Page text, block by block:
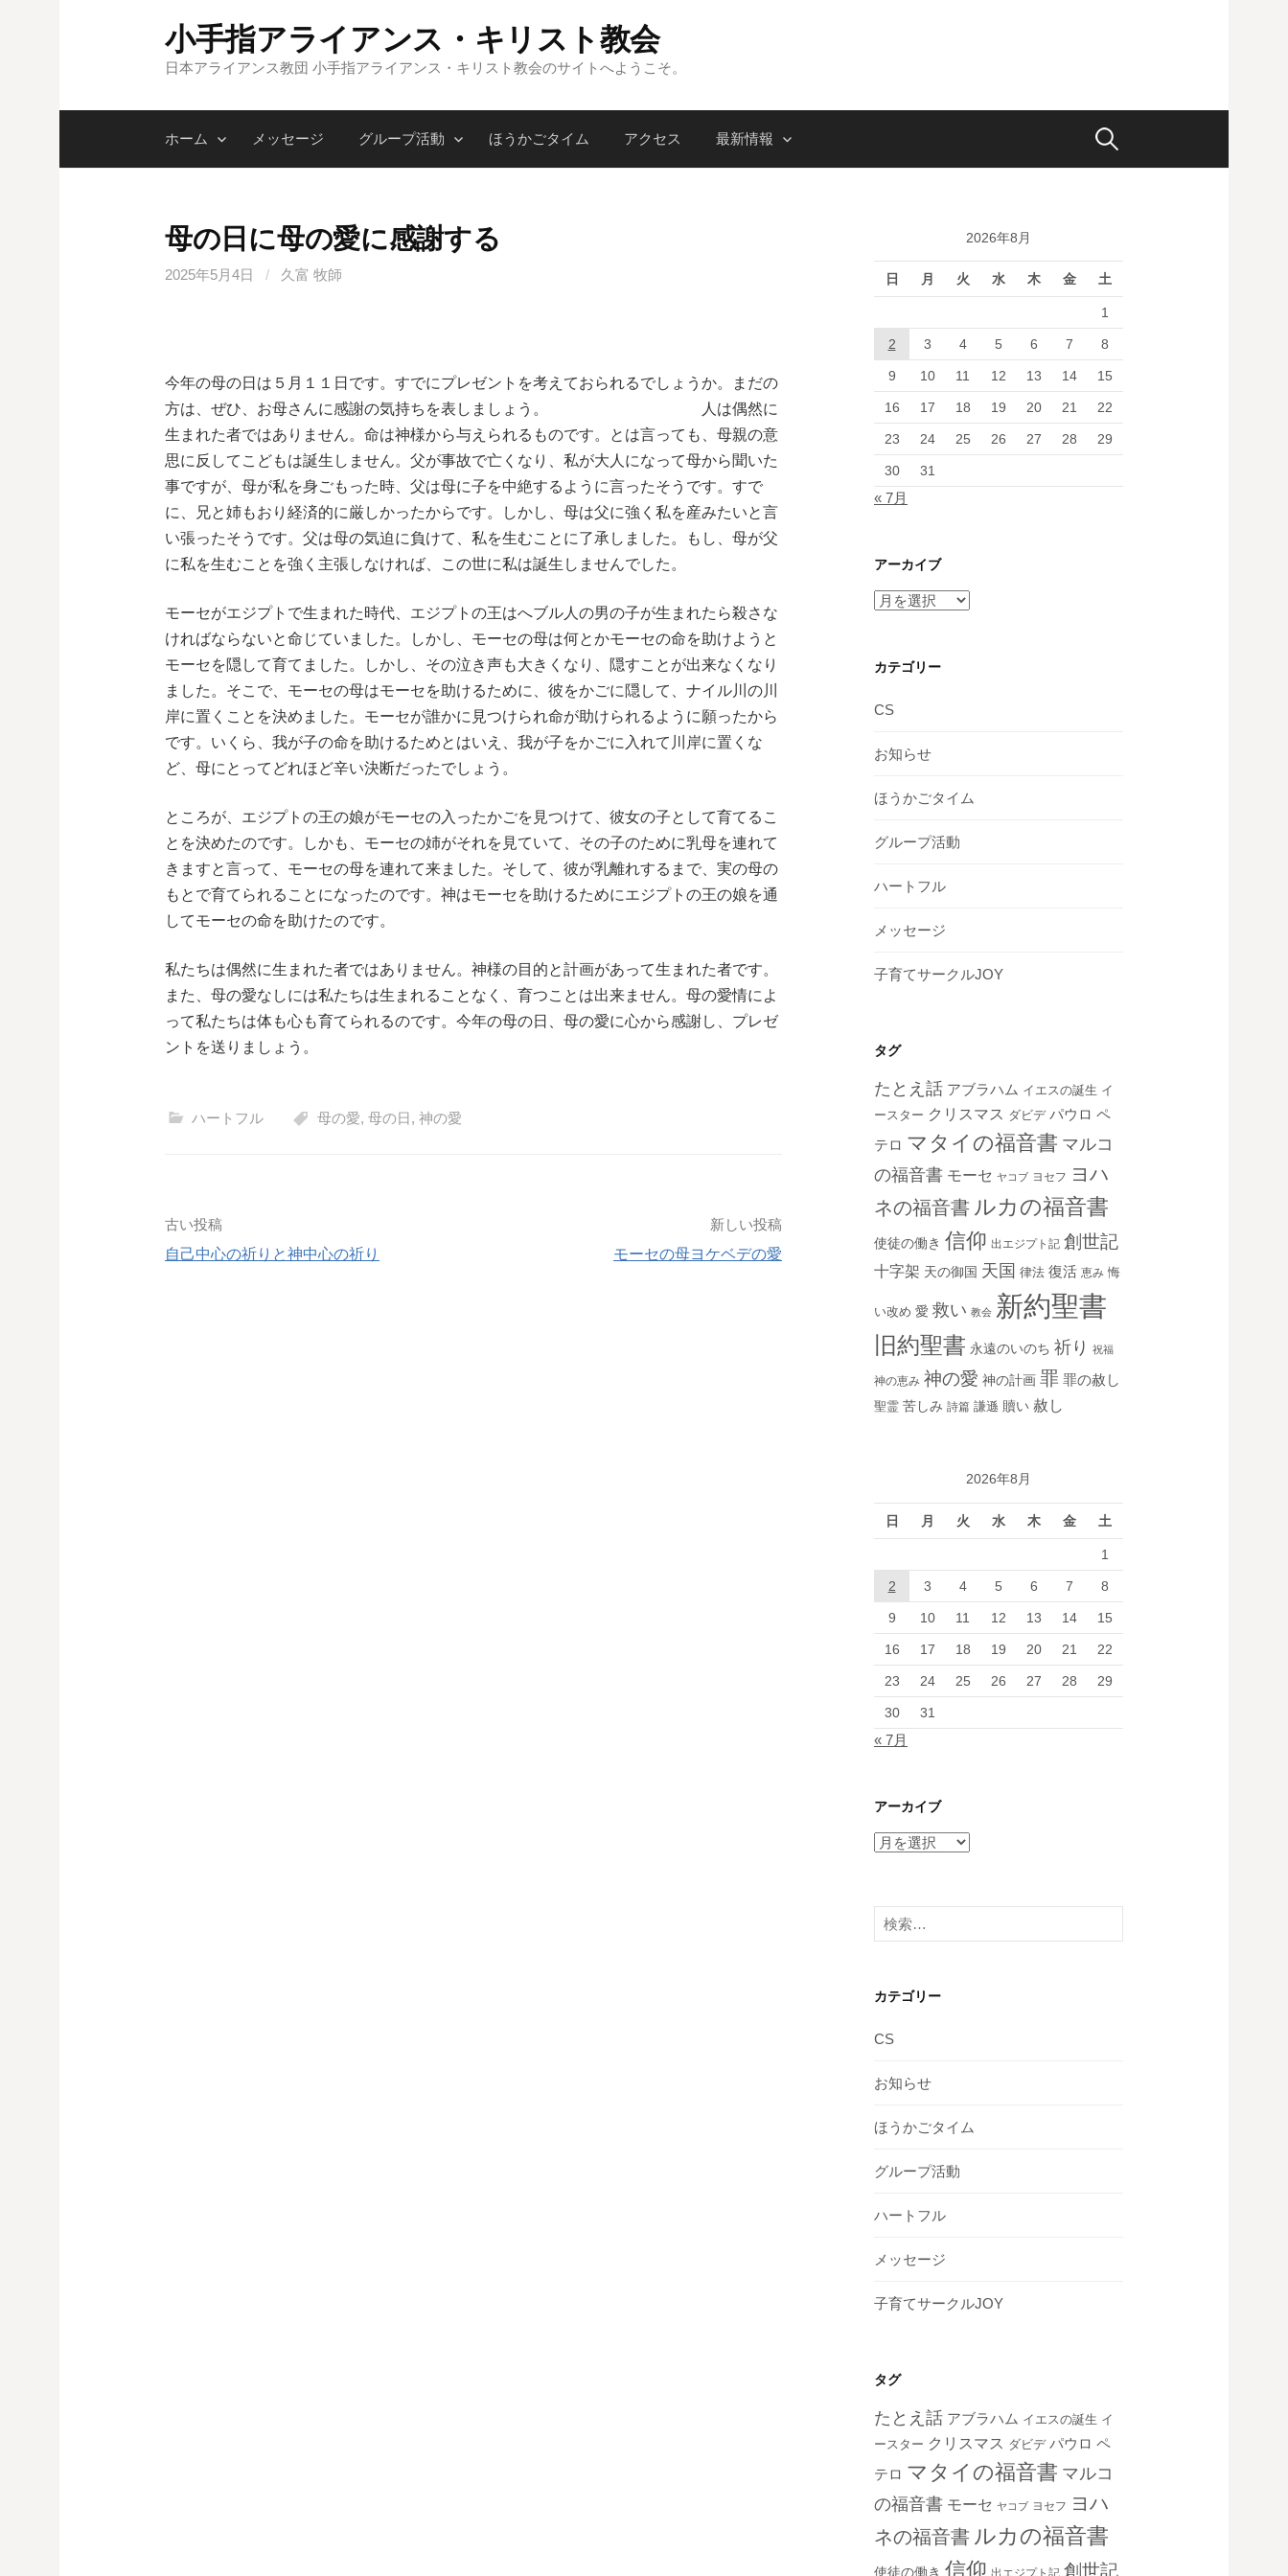
ツ
ス
小手指アライアンス・キリスト教会
日本アライアンス教団 小手指アライアンス・キリスト教会のサイトへようこそ。
ホーム メッセージ グループ活動 ほうかごタイム アクセス 最新情報 検
母の日に母の愛に感謝する
2025年5月4日 / 久富 牧師
今年の母の日は５月１１日です。すでにプレゼントを考えておられるでしょうか。まだの
方は、ぜひ、お母さんに感謝の気持ちを表しましょう。 人は偶然に
生まれた者ではありません。命は神様から与えられるものです。とは言っても、母親の意
思に反してこどもは誕生しません。父が事故で亡くなり、私が大人になって母から聞いた
事ですが、母が私を身ごもった時、父は母に子を中絶するように言ったそうです。すで
に、兄と姉もおり経済的に厳しかったからです。しかし、母は父に強く私を産みたいと言
い張ったそうです。父は母の気迫に負けて、私を生むことに了承しました。もし、母が父
に私を生むことを強く主張しなければ、この世に私は誕生しませんでした。
モーセがエジプトで生まれた時代、エジプトの王はへブル人の男の子が生まれたら殺さな
ければならないと命じていました。しかし、モーセの母は何とかモーセの命を助けようと
モーセを隠して育てました。しかし、その泣き声も大きくなり、隠すことが出来なくなり
ました。そこで、モーセの母はモーセを助けるために、彼をかごに隠して、ナイル川の川
岸に置くことを決めました。モーセが誰かに見つけられ命が助けられるように願ったから
です。いくら、我が子の命を助けるためとはいえ、我が子をかごに入れて川岸に置くな
ど、母にとってどれほど辛い決断だったでしょう。
ところが、エジプトの王の娘がモーセの入ったかごを見つけて、彼女の子として育てるこ
とを決めたのです。しかも、モーセの姉がそれを見ていて、その子のために乳母を連れて
きますと言って、モーセの母を連れて来ました。そして、彼が乳離れするまで、実の母の
もとで育てられることになったのです。神はモーセを助けるためにエジプトの王の娘を通
してモーセの命を助けたのです。
私たちは偶然に生まれた者ではありません。神様の目的と計画があって生まれた者です。
また、母の愛なしには私たちは生まれることなく、育つことは出来ません。母の愛情によ
って私たちは体も心も育てられるのです。今年の母の日、母の愛に心から感謝し、プレゼ
ントを送りましょう。
ハートフル 母の愛, 母の日 , 神の愛
投
稿
古い投稿
自己中心の祈りと神中心の祈り
新しい投稿
モーセの母ヨケベデの愛
2026年8月
日 月 火 水 木 金 土
1
2 3 4 5 6 7 8
9 10 11 12 13 14 15
16 17 18 19 20 21 22
23 24 25 26 27 28 29
30 31
« 7月
アーカイブ
ア
イ
カテゴリー
CS
お知らせ
ほうかごタイム
グループ活動
ハートフル
メッセージ
子育てサークルJOY
タグ
たとえ話 アブラハム イエスの誕生 イ
ースター クリスマス ダビデ パウロ ペ
テロ マタイの福音書 マルコ
の福音書 モーセ ヤコブ ヨセフ ヨハ
ネの福音書 ルカの福音書
使徒の働き 信仰 出エジプト記 創世記
十字架 天の御国 天国 律法 復活 恵み 悔
い改め 愛 救い 教会 新約聖書
旧約聖書 永遠のいのち 祈り 祝福
神の恵み 神の愛 神の計画 罪 罪の赦し
聖霊 苦しみ 詩篇 謙遜 贖い 赦し
2026年8月
日 月 火 水 木 金 土
1
2 3 4 5 6 7 8
9 10 11 12 13 14 15
16 17 18 19 20 21 22
23 24 25 26 27 28 29
30 31
« 7月
アーカイブ
ア
イ
ブ
検
索:
カテゴリー
CS
お知らせ
ほうかごタイム
グループ活動
ハートフル
メッセージ
子育てサークルJOY
タグ
たとえ話 アブラハム イエスの誕生 イ
ースター クリスマス ダビデ パウロ ペ
テロ マタイの福音書 マルコ
の福音書 モーセ ヤコブ ヨセフ ヨハ
ネの福音書 ルカの福音書
使徒の働き 信仰 出エジプト記 創世記